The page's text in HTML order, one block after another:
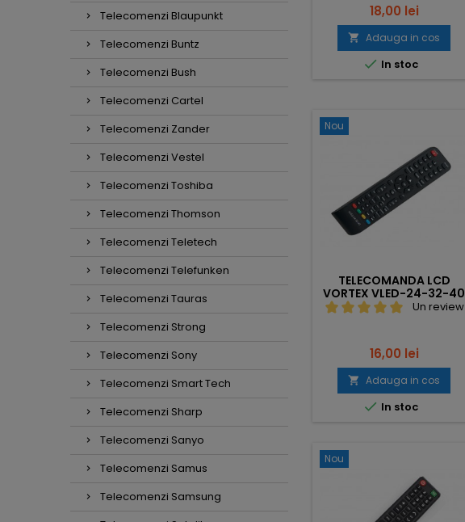
Telecomenzi Blaupunkt
Telecomenzi Buntz
Telecomenzi Bush
Telecomenzi Cartel
Telecomenzi Zander
Telecomenzi Vestel
Telecomenzi Toshiba
Telecomenzi Thomson
Telecomenzi Teletech
Telecomenzi Telefunken
Telecomenzi Tauras
Telecomenzi Strong
Telecomenzi Sony
Telecomenzi Smart Tech
Telecomenzi Sharp
Telecomenzi Sanyo
Telecomenzi Samus
Telecomenzi Samsung
Pret
18,00 lei
 Adauga in cos
 In stoc
Nou
TELECOMANDA LCD
VORTEX VLED-24-32-40
Un review
Pret
16,00 lei
 Adauga in cos
 In stoc
Nou